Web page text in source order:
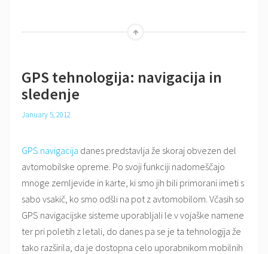
GPS tehnologija: navigacija in
sledenje
January 5, 2012
GPS navigacija danes predstavlja že skoraj obvezen del
avtomobilske opreme. Po svoji funkciji nadomeščajo
mnoge zemljevide in karte, ki smo jih bili primorani imeti s
sabo vsakič, ko smo odšli na pot z avtomobilom. Včasih so
GPS navigacijske sisteme uporabljali le v vojaške namene
ter pri poletih z letali, do danes pa se je ta tehnologija že
tako razširila, da je dostopna celo uporabnikom mobilnih